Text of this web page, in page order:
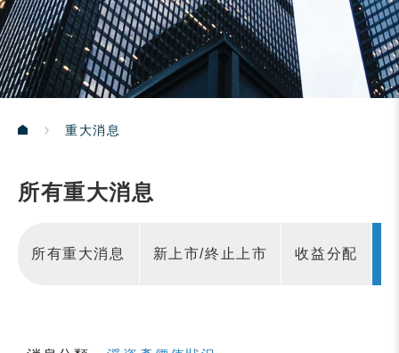
重大消息
所有重大消息
所有重大消息 新上市/終止上市 收益分配